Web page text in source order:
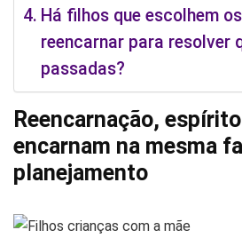
Há filhos que escolhem
reencarnar para resolver
passadas?
Reencarnação,
encarnam na mesma
planejamento